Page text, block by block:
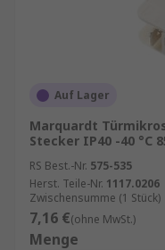
Auf Lager
Marquardt
Stecker IP40 -40 °C
RS Best.-Nr. 575-535
Herst. Teile-Nr. 1117.0206
Zwischensumme (1 Stück)
7,16 €(ohne MwSt.)
Menge